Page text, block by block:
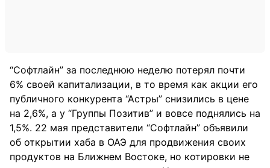
“Софтлайн” за последнюю неделю потерял почти
6% своей капитализации, в то время как акции его
публичного конкурента “Астры” снизились в цене
на 2,6%, а у “Группы Позитив” и вовсе поднялись на
1,5%. 22 мая представители “Софтлайн” объявили
об открытии хаба в ОАЭ для продвижения своих
продуктов на Ближнем Востоке, но котировки не